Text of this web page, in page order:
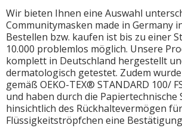
Wir bieten Ihnen eine Auswahl
Communitymasken made in Germany
Bestellen bzw. kaufen ist bis zu einer
10.000 problemlos möglich. Unsere
komplett in Deutschland hergestellt
dermatologisch getestet. Zudem
gemäß OEKO-TEX® STANDARD 100/
und haben durch die Papiertechnische
hinsichtlich des Rückhaltevermögen
Flüssigkeitströpfchen eine